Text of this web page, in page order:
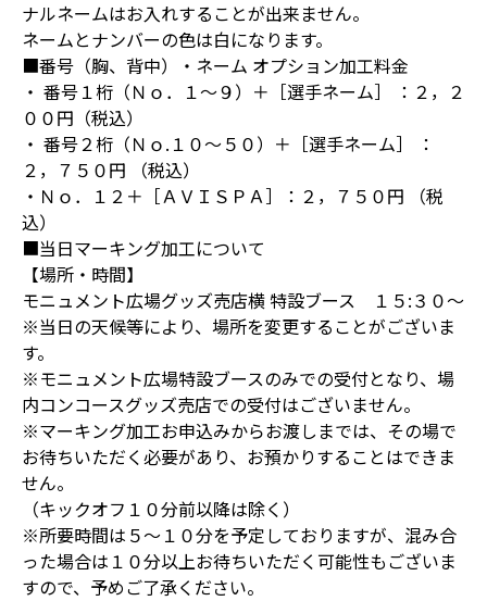
ナルネームはお入れすることが出来ません。
ネームとナンバーの色は白になります。
■番号（胸、背中）・ネーム オプション加工料金
・ 番号１桁（Ｎｏ．１～９）＋［選手ネーム］ ：２，２
００円（税込）
・ 番号２桁（Ｎｏ.１０～５０）＋［選手ネーム］ ：
２，７５０円 （税込）
・Ｎｏ．１２＋［ＡＶＩＳＰＡ］：２，７５０円 （税
込）
■当日マーキング加工について
【場所・時間】
モニュメント広場グッズ売店横 特設ブース １５:３０～
※当日の天候等により、場所を変更することがございま
す。
※モニュメント広場特設ブースのみでの受付となり、場
内コンコースグッズ売店での受付はございません。
※マーキング加工お申込みからお渡しまでは、その場で
お待ちいただく必要があり、お預かりすることはできま
せん。
（キックオフ１０分前以降は除く）
※所要時間は５～１０分を予定しておりますが、混み合
った場合は１０分以上お待ちいただく可能性もございま
すので、予めご了承ください。